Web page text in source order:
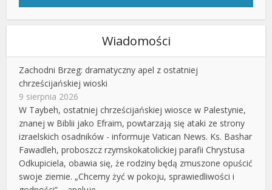
Wiadomości
Zachodni Brzeg: dramatyczny apel z ostatniej
chrześcijańskiej wioski
9 sierpnia 2026
W Taybeh, ostatniej chrześcijańskiej wiosce w Palestynie,
znanej w Biblii jako Efraim, powtarzają się ataki ze strony
izraelskich osadników - informuje Vatican News. Ks. Bashar
Fawadleh, proboszcz rzymskokatolickiej parafii Chrystusa
Odkupiciela, obawia się, że rodziny będą zmuszone opuścić
swoje ziemie. „Chcemy żyć w pokoju, sprawiedliwości i